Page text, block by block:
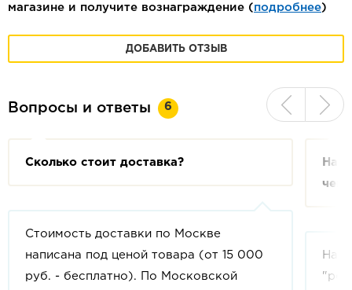
магазине и получите вознаграждение (подробнее)
ДОБАВИТЬ ОТЗЫВ
Вопросы и ответы 6
Сколько стоит доставка?
Стоимость доставки по Москве
написана под ценой товара (от 15 000
руб. - бесплатно). По Московской
На
чем
На